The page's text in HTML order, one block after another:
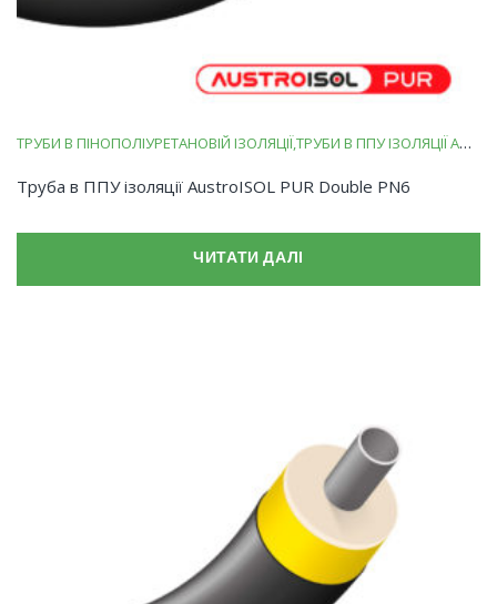
ТРУБИ В ПІНОПОЛІУРЕТАНОВІЙ ІЗОЛЯЦІЇТРУБИ В ППУ ІЗОЛЯЦІЇ AUSTROISOL PUR
Труба в ППУ ізоляції AustroISOL PUR Double PN6
ЧИТАТИ ДАЛІ